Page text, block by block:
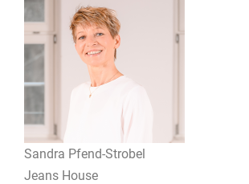
Sandra Pfend-Strobel
Jeans House